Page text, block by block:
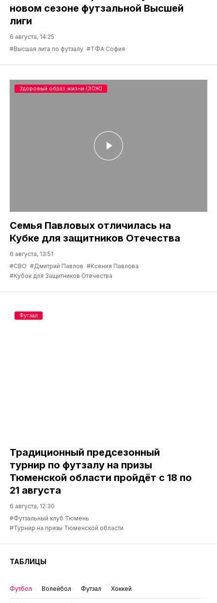
новом сезоне футзальной Высшей
лиги
6 августа, 14:25
#Высшая лига по футзалу #ТФА София
Семья Павловых отличилась на
Кубке для защитников Отечества
6 августа, 13:51
#СВО #Дмитрий Павлов #Ксения Павлова
#Кубок для Защитников Отечества
Здоровый образ жизни (ЗОЖ)
Традиционный предсезонный
турнир по футзалу на призы
Тюменской области пройдёт с 18 по
21 августа
6 августа, 12:30
#Футзальный клуб Тюмень
#Турнир на призы Тюменской области
Футзал
ТАБЛИЦЫ
Футбол Волейбол Футзал Хоккей